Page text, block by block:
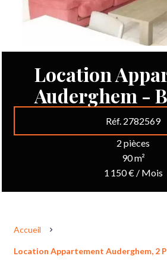
Location
Auderghem -
Réf. 2782569
2 pièces
90 m²
1 150 € / Mois
Accueil
Location Appartement Auderghem, 2